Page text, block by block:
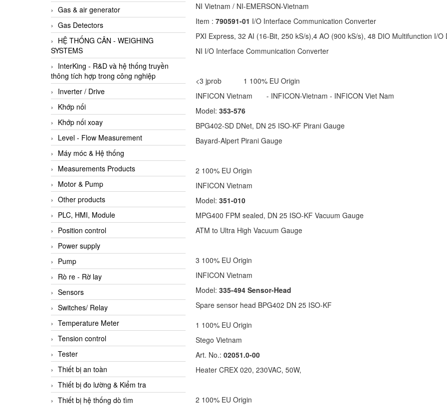
Gas & air generator
Gas Detectors
HỆ THỐNG CÂN - WEIGHING
SYSTEMS
InterKing - R&D và hệ thống truyền
thông tích hợp trong công nghiệp
Inverter / Drive
Khớp nối
Khớp nối xoay
Level - Flow Measurement
Máy móc & Hệ thống
Measurements Products
Motor & Pump
Other products
PLC, HMI, Module
Position control
Power supply
Pump
Rò re - Rờ lay
Sensors
Switches/ Relay
Temperature Meter
Tension control
Tester
Thiết bị an toàn
Thiết bị đo lường & Kiểm tra
Thiết bị hệ thống dò tìm
NI Vietnam / NI-EMERSON-Vietnam
Item : 790591-01 I/O Interface Communication Converter
PXI Express, 32 AI (16-Bit, 250 kS/s),4 AO (900 kS/s), 48 DIO Multifunction I/O
NI I/O Interface Communication Converter
<3 jprob 1 100% EU Origin
INFICON Vietnam - INFICON-Vietnam - INFICON Viet Nam
Model: 353-576
BPG402-SD DNet, DN 25 ISO-KF Pirani Gauge
Bayard-Alpert Pirani Gauge
2 100% EU Origin
INFICON Vietnam
Model: 351-010
MPG400 FPM sealed, DN 25 ISO-KF Vacuum Gauge
ATM to Ultra High Vacuum Gauge
3 100% EU Origin
INFICON Vietnam
Model: 335-494 Sensor-Head
Spare sensor head BPG402 DN 25 ISO-KF
1 100% EU Origin
Stego Vietnam
Art. No.: 02051.0-00
Heater CREX 020, 230VAC, 50W,
2 100% EU Origin